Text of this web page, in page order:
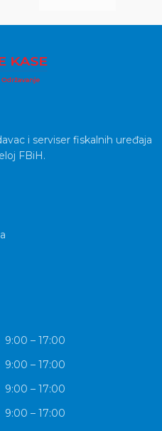
i serviser fiskalnih uređaja
FBiH.
9:00 – 17:00
9:00 – 17:00
9:00 – 17:00
9:00 – 17:00